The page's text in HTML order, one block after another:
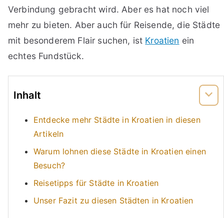
Verbindung gebracht wird. Aber es hat noch viel
mehr zu bieten. Aber auch für Reisende, die Städte
mit besonderem Flair suchen, ist Kroatien ein
echtes Fundstück.
Inhalt
Entdecke mehr Städte in Kroatien in diesen
Artikeln
Warum lohnen diese Städte in Kroatien einen
Besuch?
Reisetipps für Städte in Kroatien
Unser Fazit zu diesen Städten in Kroatien